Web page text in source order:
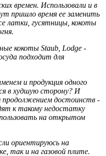
времен. Использовали и в
пришло время ее заменить
латки, гусятницы, кокоты
кокоты Staub, Lodge -
подходит для
и продукция одного
в худшую сторону? И
продолжением достоинств -
к такому недостатку
на открытом
ориентируюсь на
так и на газовой плите.